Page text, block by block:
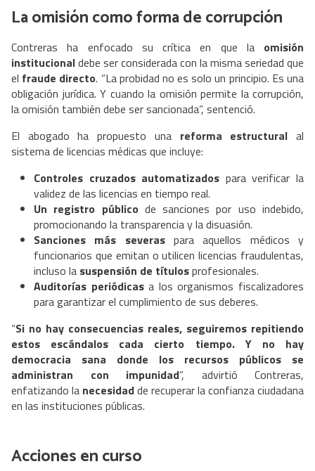
La omisión como forma de corrupción
Contreras ha enfocado su crítica en que la omisión
institucionaldebe ser considerada con la misma seriedad que
el fraude directo. “La probidad no es solo un principio. Es una
obligación jurídica. Y cuando la omisión permite la corrupción,
la omisión también debe ser sancionada”, sentenció.
El abogado ha propuesto una reforma estructural al
sistema de licencias médicas que incluye:
Controles cruzados automatizados para verificar la
validez de las licencias en tiempo real.
Un registro público de sanciones por uso indebido,
promocionando la transparencia y la disuasión.
Sanciones más severaspara aquellos médicos y
funcionarios que emitan o utilicen licencias fraudulentas,
incluso la suspensión de títulosprofesionales.
Auditorías periódicasa los organismos fiscalizadores
para garantizar el cumplimiento de sus deberes.
“Si no hay consecuencias reales, seguiremos repitiendo
estos escándalos cada cierto tiempo. Y no hay
democracia sana donde los recursos públicos se
administran con impunidad”, advirtió Contreras,
enfatizando la necesidadde recuperar la confianza ciudadana
en las instituciones públicas.
Acciones en curso